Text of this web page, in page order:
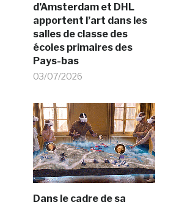
d’Amsterdam et DHL
apportent l’art dans les
salles de classe des
écoles primaires des
Pays-bas
03/07/2026
Dans le cadre de sa